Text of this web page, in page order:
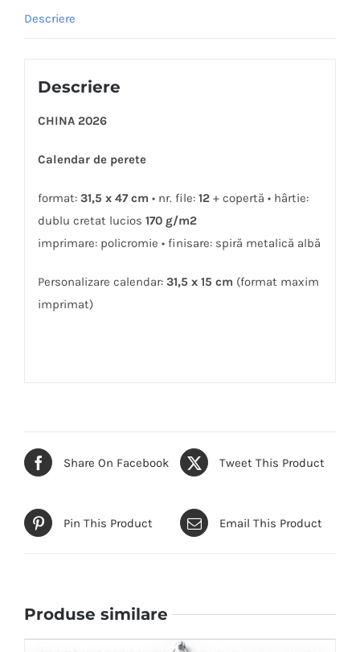
Descriere
Descriere
CHINA 2026
Calendar de perete
format: 31,5 x 47 cm • nr. file: 12+ copertă • hârtie:
dublu cretat lucios 170 g/m2
imprimare: policromie • finisare: spiră metalică albă
Personalizare calendar: 31,5 x 15 cm (format maxim
imprimat)
Share On Facebook Tweet This Product
Pin This Product Email This Product
Produse similare